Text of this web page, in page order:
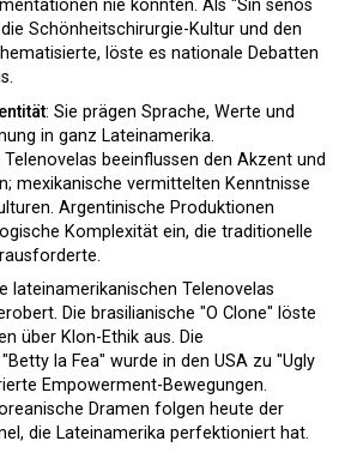
nie könnten. Als "Sin senos
Schönheitschirurgie-Kultur und den
löste es nationale Debatten
: Sie prägen Sprache, Werte und
in ganz Lateinamerika.
beeinflussen den Akzent und
mexikanische vermittelten Kenntnisse
Argentinische Produktionen
Komplexität ein, die traditionelle
lateinamerikanischen Telenovelas
Die brasilianische "O Clone" löste
über Klon-Ethik aus. Die
la Fea" wurde in den USA zu "Ugly
Empowerment-Bewegungen.
Dramen folgen heute der
die Lateinamerika perfektioniert hat.